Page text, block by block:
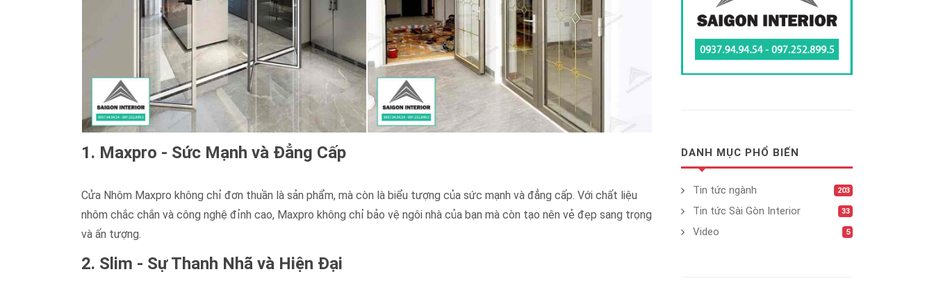
1. Maxpro - Sức Mạnh và Đẳng Cấp
Cửa Nhôm Maxpro không chỉ đơn thuần là sản phẩm, mà còn là biểu tượng của sức mạnh và đẳng cấp. Với chất liệu
nhôm chắc chắn và công nghệ đỉnh cao, Maxpro không chỉ bảo vệ ngôi nhà của bạn mà còn tạo nên vẻ đẹp sang trọng
và ấn tượng.
2. Slim - Sự Thanh Nhã và Hiện Đại
DANH MỤC PHỔ BIẾN
Tin tức ngành 203
Tin tức Sài Gòn Interior 33
Video 5